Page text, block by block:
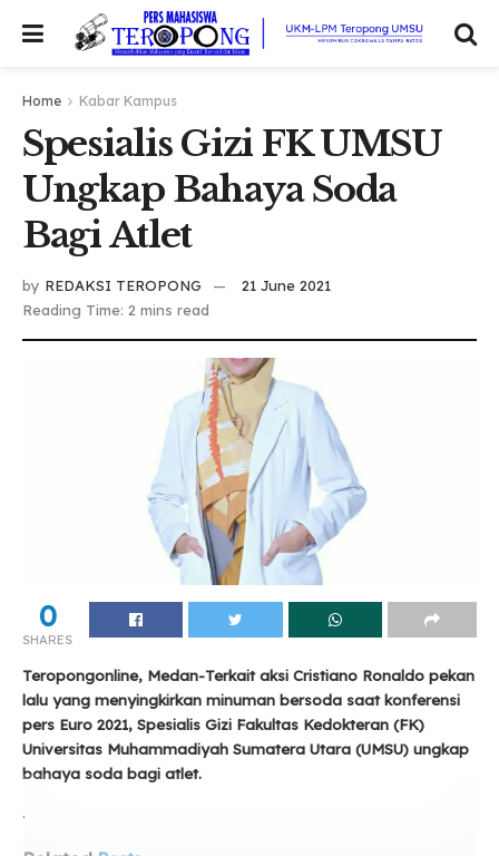
Home Kabar Kampus
Spesialis Gizi FK UMSU
Ungkap Bahaya Soda
Bagi Atlet
by REDAKSI TEROPONG
21 June 2021
Reading Time: 2 mins read
0
SHARES
Teropongonline, Medan-Terkait aksi Cristiano Ronaldo pekan
lalu yang menyingkirkan minuman bersoda saat konferensi
pers Euro 2021, Spesialis Gizi Fakultas Kedokteran (FK)
Universitas Muhammadiyah Sumatera Utara (UMSU) ungkap
bahaya soda bagi atlet.
.